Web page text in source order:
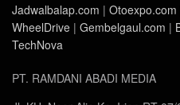
Jadwalbalap.com | Otoexpo.com
WheelDrive | Gembelgaul.com |
TechNova
PT. RAMDANI ABADI MEDIA